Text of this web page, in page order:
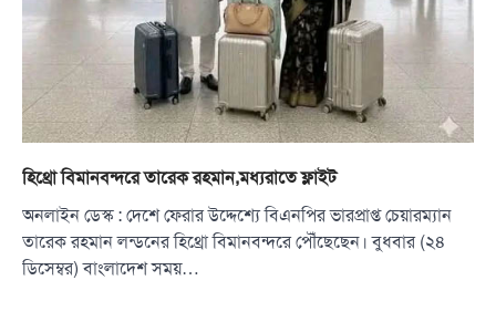
হিথ্রো বিমানবন্দরে তারেক রহমান,মধ্যরাতে ফ্লাইট
অনলাইন ডেস্ক : দেশে ফেরার উদ্দেশ্যে বিএনপির ভারপ্রাপ্ত চেয়ারম্যান
তারেক রহমান লন্ডনের হিথ্রো বিমানবন্দরে পৌঁছেছেন। বুধবার (২৪
ডিসেম্বর) বাংলাদেশ সময়…